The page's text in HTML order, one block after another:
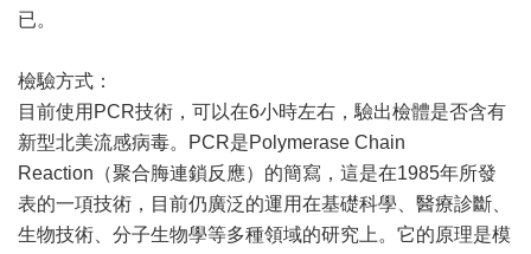
已。
檢驗方式：
目前使用PCR技術，可以在6小時左右，驗出檢體是否含有
新型北美流感病毒。PCR是Polymerase Chain
Reaction（聚合脢連鎖反應）的簡寫，這是在1985年所發
表的一項技術，目前仍廣泛的運用在基礎科學、醫療診斷、
生物技術、分子生物學等多種領域的研究上。它的原理是模